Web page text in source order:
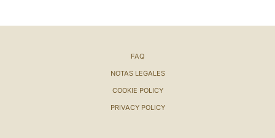
FAQ
NOTAS LEGALES
COOKIE POLICY
PRIVACY POLICY